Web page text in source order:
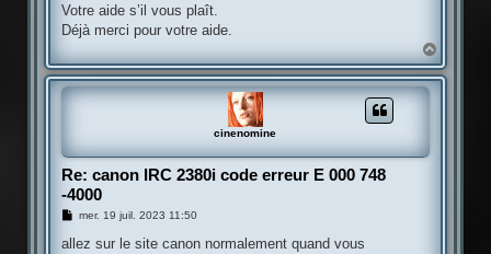
Votre aide s’il vous plaît.
Déjà merci pour votre aide.
a
u
cinenomine
Re: canon IRC 2380i code erreur E 000 748
-4000
M
s
mer. 19 juil. 2023 11:50
allez sur le site canon normalement quand vous